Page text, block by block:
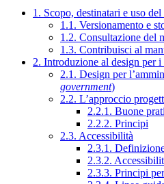
1. Scopo, destinatari e uso
1.1. Versionamento e
1.2. Consultazione del
1.3. Contribuisci al
2. Introduzione al design per
2.1. Design per
government)
2.2. L’approccio
2.2.1. Buone
2.2.2. Principi
2.3. Accessibilità
2.3.1.
2.3.2.
2.3.3. Principi